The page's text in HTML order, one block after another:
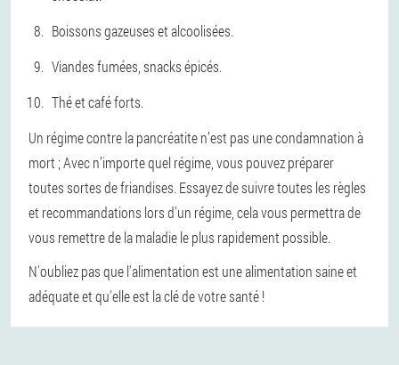
Boissons gazeuses et alcoolisées.
Viandes fumées, snacks épicés.
Thé et café forts.
Un régime contre la pancréatite n’est pas une condamnation à
mort ; Avec n’importe quel régime, vous pouvez préparer
toutes sortes de friandises. Essayez de suivre toutes les règles
et recommandations lors d'un régime, cela vous permettra de
vous remettre de la maladie le plus rapidement possible.
N'oubliez pas que l'alimentation est une alimentation saine et
adéquate et qu'elle est la clé de votre santé !